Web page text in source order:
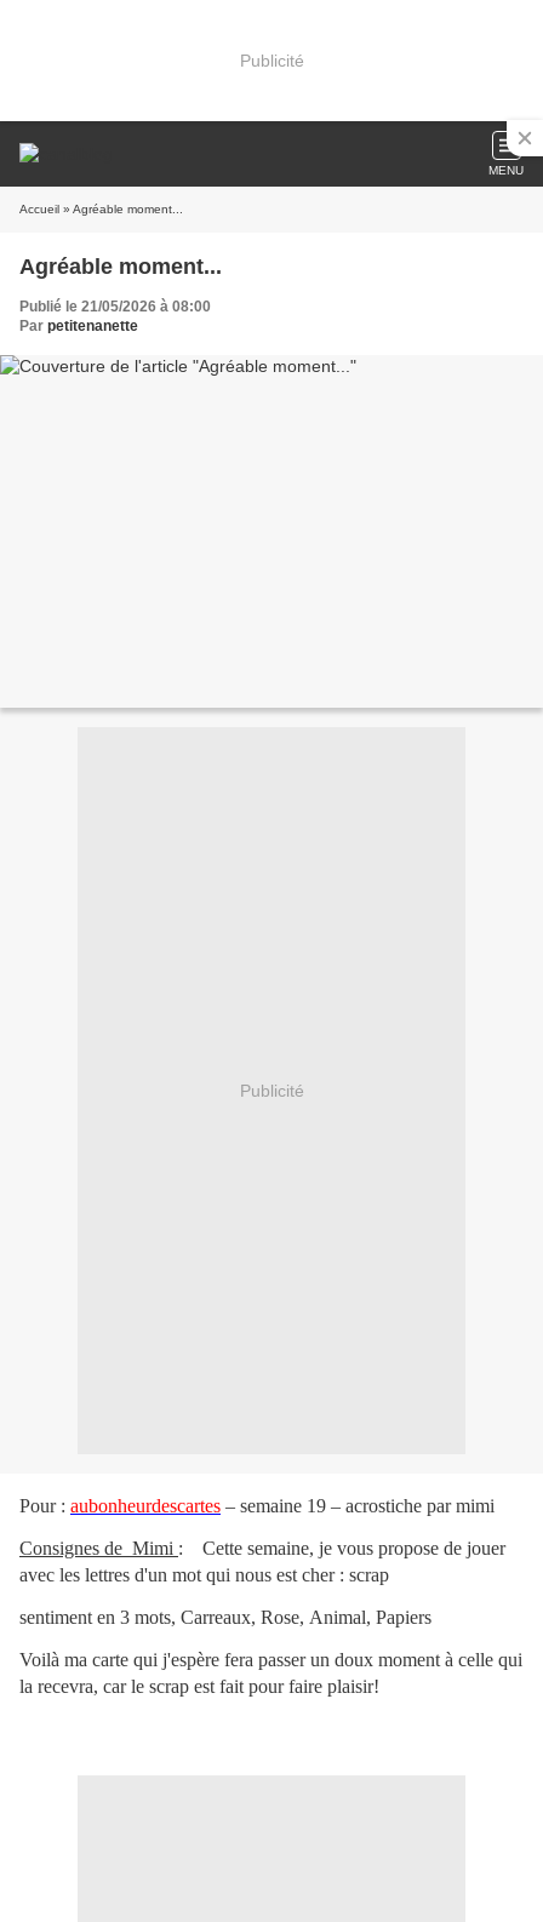
Publicité
MENU
Accueil » Agréable moment...
Agréable moment...
Publié le 21/05/2026 à 08:00
Par petitenanette
Publicité
Pour : aubonheurdescartes – semaine 19 – acrostiche par mimi
Consignes de Mimi : Cette semaine, je vous propose de jouer
avec les lettres d'un mot qui nous est cher : scrap
sentiment en 3 mots, Carreaux, Rose, Animal, Papiers
Voilà ma carte qui j'espère fera passer un doux moment à celle qui
la recevra, car le scrap est fait pour faire plaisir!